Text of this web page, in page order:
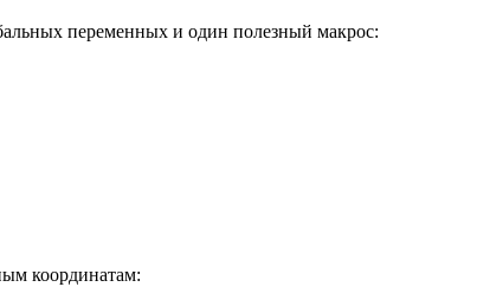
переменных и один полезный макрос:
координатам: